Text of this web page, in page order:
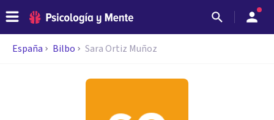
España Bilbo Sara Ortiz Muñoz